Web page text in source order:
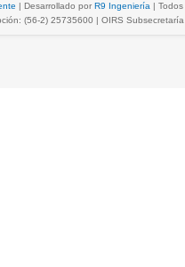
| Desarrollado por R9 Ingeniería |
(56-2) 25735600 | OIRS